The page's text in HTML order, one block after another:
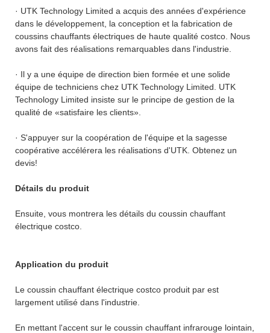
· UTK Technology Limited a acquis des années d'expérience
dans le développement, la conception et la fabrication de
coussins chauffants électriques de haute qualité costco. Nous
avons fait des réalisations remarquables dans l'industrie.
· Il y a une équipe de direction bien formée et une solide
équipe de techniciens chez UTK Technology Limited. UTK
Technology Limited insiste sur le principe de gestion de la
qualité de «satisfaire les clients».
· S'appuyer sur la coopération de l'équipe et la sagesse
coopérative accélérera les réalisations d'UTK. Obtenez un
devis!
Détails du produit
Ensuite, vous montrera les détails du coussin chauffant
électrique costco.
Application du produit
Le coussin chauffant électrique costco produit par est
largement utilisé dans l'industrie.
En mettant l'accent sur le coussin chauffant infrarouge lointain,